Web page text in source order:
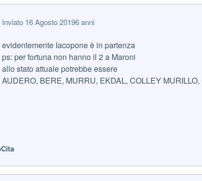
Inviato 16 Agosto 20196 anni
evidentemente Iacopone è in partenza
ps: per fortuna non hanno il 2 a Maroni
allo stato attuale potrebbe essere
AUDERO, BERE, MURRU, EKDAL, COLLEY
Cita